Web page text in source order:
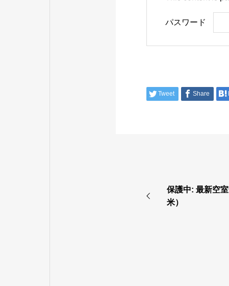
パスワード
Tweet Share
保護中: 最新空
米）